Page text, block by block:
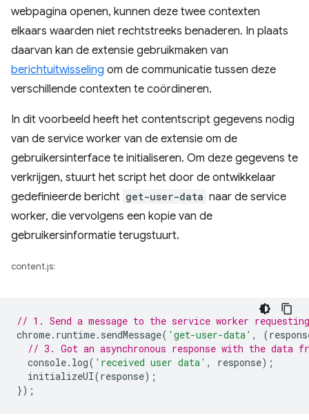
webpagina openen, kunnen deze twee contexten
elkaars waarden niet rechtstreeks benaderen. In plaats
daarvan kan de extensie gebruikmaken van
berichtuitwisseling om de communicatie tussen deze
verschillende contexten te coördineren.
In dit voorbeeld heeft het contentscript gegevens nodig
van de service worker van de extensie om de
gebruikersinterface te initialiseren. Om deze gegevens te
verkrijgen, stuurt het script het door de ontwikkelaar
gedefinieerde bericht get-user-data naar de service
worker, die vervolgens een kopie van de
gebruikersinformatie terugstuurt.
content.js:
// 1. Send a message to the service worker
chrome. runtime. sendMessage( 'get-user-data' , (
// 3. Got an asynchronous response with the data
console. log( 'received user data' , response);
initializeUI(response);
});